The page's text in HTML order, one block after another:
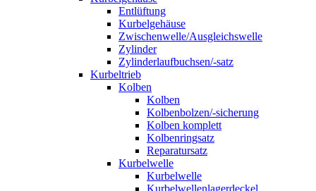
Entlüftung
Kurbelgehäuse
Zwischenwelle/Ausgleichswelle
Zylinder
Zylinderlaufbuchsen/-satz
Kurbeltrieb
Kolben
Kolben
Kolbenbolzen/-sicherung
Kolben komplett
Kolbenringsatz
Reparatursatz
Kurbelwelle
Kurbelwelle
Kurbelwellenlagerdeckel